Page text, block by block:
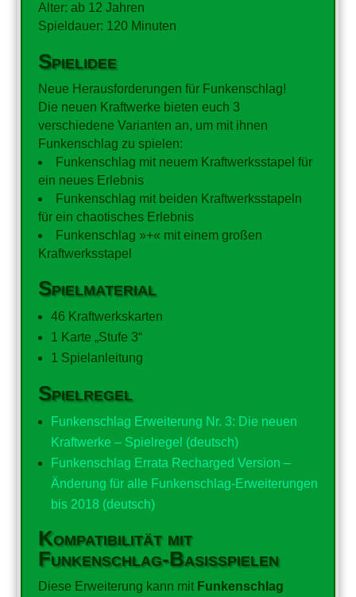
Alter: ab 12 Jahren
Spieldauer: 120 Minuten
Spielidee
Neue Herausforderungen für Funkenschlag!
Die neuen Kraftwerke bieten euch 3
verschiedene Varianten an, um mit ihnen
Funkenschlag zu spielen:
Funkenschlag mit neuem Kraftwerksstapel für
ein neues Erlebnis
Funkenschlag mit beiden Kraftwerksstapeln
für ein chaotisches Erlebnis
Funkenschlag »+« mit einem großen
Kraftwerksstapel
Spielmaterial
46 Kraftwerkskarten
1 Karte „Stufe 3“
1 Spielanleitung
Spielregel
Funkenschlag Erweiterung Nr. 3: Die neuen
Kraftwerke – Spielregel (deutsch)
Funkenschlag Errata Recharged Version –
Änderung für alle Funkenschlag-Erweiterungen
bis 2018 (deutsch)
Kompatibilität mit
Funkenschlag-Basisspielen
Diese Erweiterung kann mit Funkenschlag